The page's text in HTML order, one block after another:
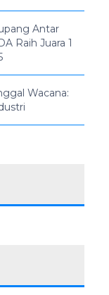
Antar
Raih Juara 1
Wacana: